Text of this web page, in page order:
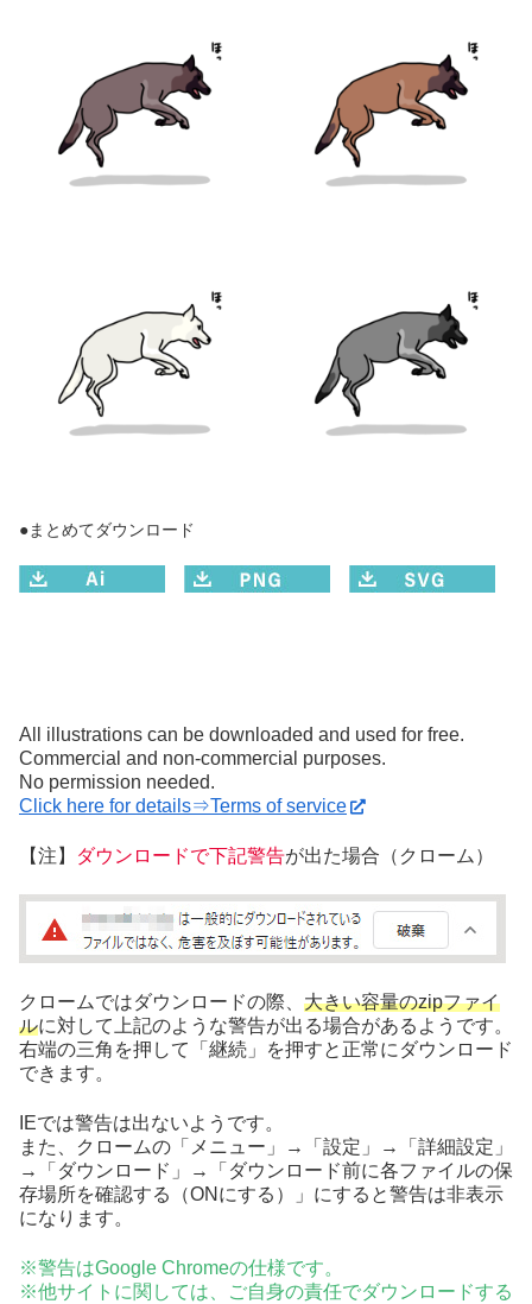
●まとめてダウンロード
All illustrations can be downloaded and used for free.
Commercial and non-commercial purposes.
No permission needed.
Click here for details⇒Terms of service
【注】 ダウンロードで下記警告が出た場合（クローム）
クロームではダウンロードの際、 大きい容量のzipファイ
ルに対して上記のような警告が出る場合があるようです。
右端の三角を押して「継続」を押すと正常にダウンロード
できます。
IEでは警告は出ないようです。
また、クロームの「メニュー」→「設定」→「詳細設定」
→「ダウンロード」→「ダウンロード前に各ファイルの保
存場所を確認する（ONにする）」にすると警告は非表示
になります。
※警告はGoogle Chromeの仕様です。
※他サイトに関しては、ご自身の責任でダウンロードする